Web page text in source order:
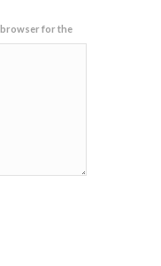
browser for the